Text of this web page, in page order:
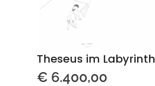
Theseus im Labyrinth
€ 6.400,00